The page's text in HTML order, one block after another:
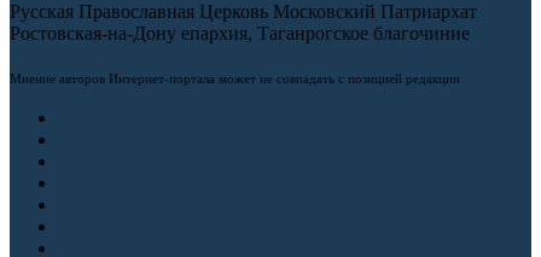
Русская Православная Церковь Московский Патриархат
Ростовская-на-Дону епархия, Таганрогское благочиние
Мнение авторов Интернет-портала может не совпадать с позицией редакции